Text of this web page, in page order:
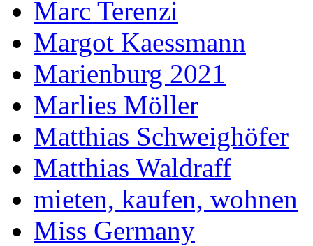
Marc Terenzi
Margot Kaessmann
Marienburg 2021
Marlies Möller
Matthias Schweighöfer
Matthias Waldraff
mieten, kaufen, wohnen
Miss Germany